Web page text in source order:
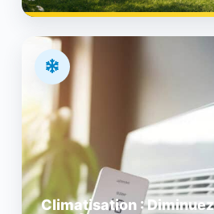
Climatisation :